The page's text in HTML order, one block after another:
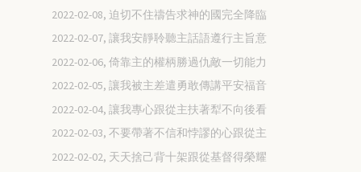
2022-02-08, 迫切不住禱告求神的國完全降臨
2022-02-07, 讓我安靜聆聽主話語遵行主旨意
2022-02-06, 倚靠主的權柄勝過仇敵一切能力
2022-02-05, 讓我被主差遣勇敢傳講平安福音
2022-02-04, 讓我專心跟從主扶著犁不向後看
2022-02-03, 不要帶著不信和悖謬的心跟從主
2022-02-02, 天天捨己背十架跟從基督得榮耀